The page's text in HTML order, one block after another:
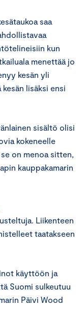
saa
kun
menettää jo
kesän yli
lisäksi ensi
sisältö olisi
kokeneelle
on menoa sitten,
kauppakamarin
Liikenteen
taatakseen
käyttöön ja
Suomi sulkeutuu
Päivi Wood